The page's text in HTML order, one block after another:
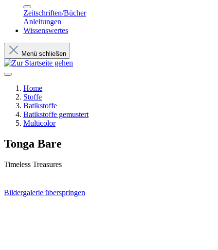
Zeitschriften/Bücher
Anleitungen
Wissenswertes
Menü schließen
Home
Stoffe
Batikstoffe
Batikstoffe gemustert
Multicolor
Tonga Bare
Timeless Treasures
Bildergalerie überspringen